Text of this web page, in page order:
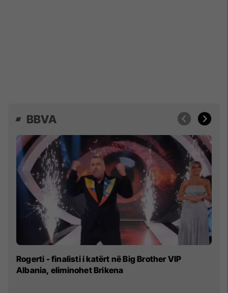
BBVA
Rogerti - finalisti i katërt në Big Brother VIP
Albania, eliminohet Brikena